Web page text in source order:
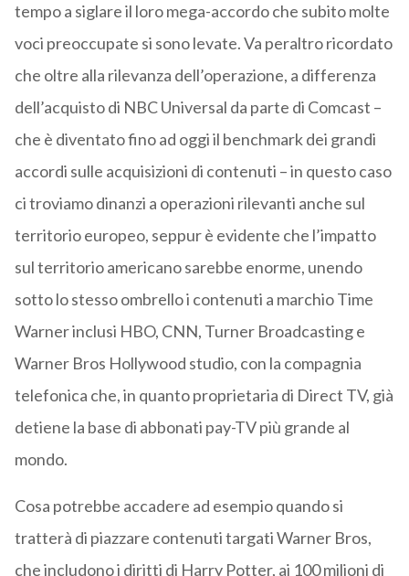
tempo a siglare il loro mega-accordo che subito molte
voci preoccupate si sono levate. Va peraltro ricordato
che oltre alla rilevanza dell’operazione, a differenza
dell’acquisto di NBC Universal da parte di Comcast –
che è diventato fino ad oggi il benchmark dei grandi
accordi sulle acquisizioni di contenuti – in questo caso
ci troviamo dinanzi a operazioni rilevanti anche sul
territorio europeo, seppur è evidente che l’impatto
sul territorio americano sarebbe enorme, unendo
sotto lo stesso ombrello i contenuti a marchio Time
Warner inclusi HBO, CNN, Turner Broadcasting e
Warner Bros Hollywood studio, con la compagnia
telefonica che, in quanto proprietaria di Direct TV, già
detiene la base di abbonati pay-TV più grande al
mondo.
Cosa potrebbe accadere ad esempio quando si
tratterà di piazzare contenuti targati Warner Bros,
che includono i diritti di Harry Potter, ai 100 milioni di